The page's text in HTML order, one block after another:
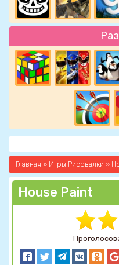
Главная » Игры Рисовалки »
House Paint